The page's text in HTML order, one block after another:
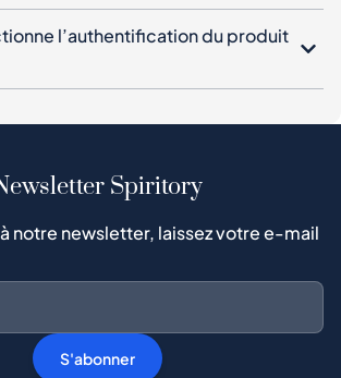
l’authentification du produit
Spiritory
notre newsletter, laissez votre e-mail
S'abonner